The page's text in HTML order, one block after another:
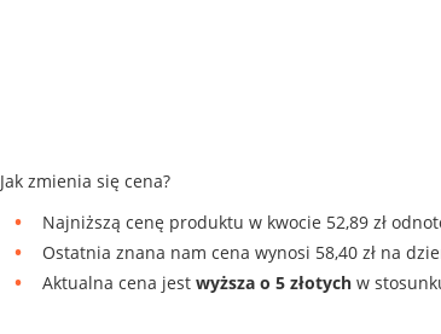
Jak zmienia się cena?
Najniższą cenę produktu w kwocie 52,89 zł
Ostatnia znana nam cena wynosi 58,40 zł na
Aktualna cena jestwyższa o 5 złotych w